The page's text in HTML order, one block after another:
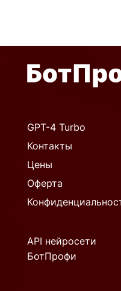
GPT-4 Turbo
Контакты
Цены
Оферта
API нейросети
БотПрофи